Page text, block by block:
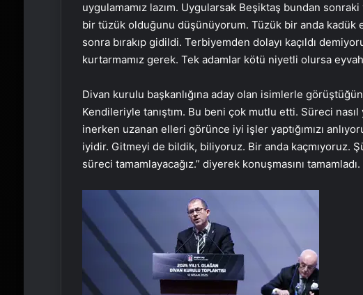
uygulamamız lazım. Uygularsak Beşiktaş bundan
bir tüzük olduğunu düşünüyorum. Tüzük bir anda
sonra bırakıp gidildi. Terbiyemden dolayı kaçıldı
kurtarmamız gerek. Tek adamlar kötü niyetli olursa
Divan kurulu başkanlığına aday olan isimlerle
Kendileriyle tanıştım. Bu beni çok mutlu etti. Süreci
inerken uzanan elleri görünce iyi işler yaptığımızı
iyidir. Gitmeyi de bildik, biliyoruz. Bir anda kaçmıyoruz.
süreci tamamlayacağız.” diyerek konuşmasını tamamladı.